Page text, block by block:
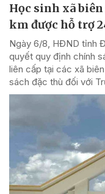
Học sinh xã
km được hỗ trợ
Ngày 6/8, HĐND tỉnh
quyết quy định chính
liên cấp tại các xã
sách đặc thù đối với